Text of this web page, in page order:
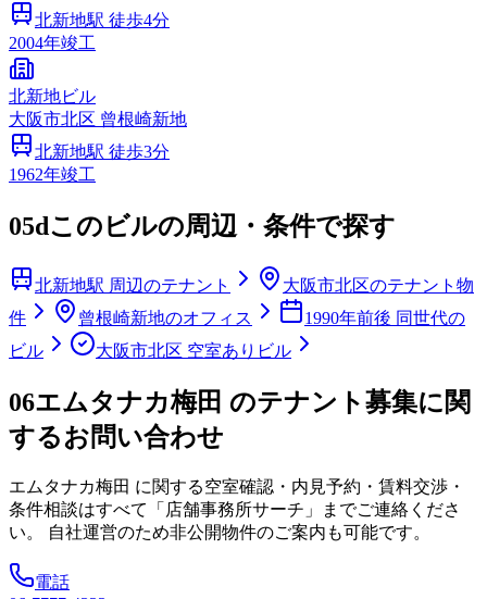
北新地駅 徒歩4分
2004年竣工
北新地ビル
大阪市北区 曾根崎新地
北新地駅 徒歩3分
1962年竣工
05dこのビルの周辺・条件で探す
北新地駅 周辺のテナント
大阪市北区のテナント物
件
曾根崎新地のオフィス
1990年前後 同世代の
ビル
大阪市北区 空室ありビル
06エムタナカ梅田 のテナント募集に関
するお問い合わせ
エムタナカ梅田 に関する空室確認・内見予約・賃料交渉・
条件相談はすべて「店舗事務所サーチ」までご連絡くださ
い。 自社運営のため非公開物件のご案内も可能です。
電話